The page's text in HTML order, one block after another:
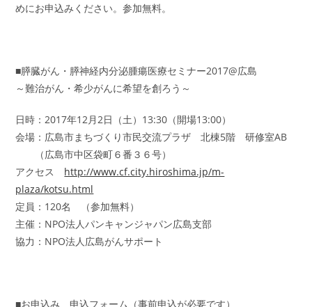
めにお申込みください。参加無料。
■膵臓がん・膵神経内分泌腫瘍医療セミナー2017@広島
～難治がん・希少がんに希望を創ろう～
日時：2017年12月2日（土）13:30（開場13:00）
会場：広島市まちづくり市民交流プラザ 北棟5階 研修室AB
（広島市中区袋町６番３６号）
アクセス http://www.cf.city.hiroshima.jp/m-
plaza/kotsu.html
定員：120名 （参加無料）
主催：NPO法人パンキャンジャパン広島支部
協力：NPO法人広島がんサポート
■お申込み 申込フォーム（事前申込が必要です）